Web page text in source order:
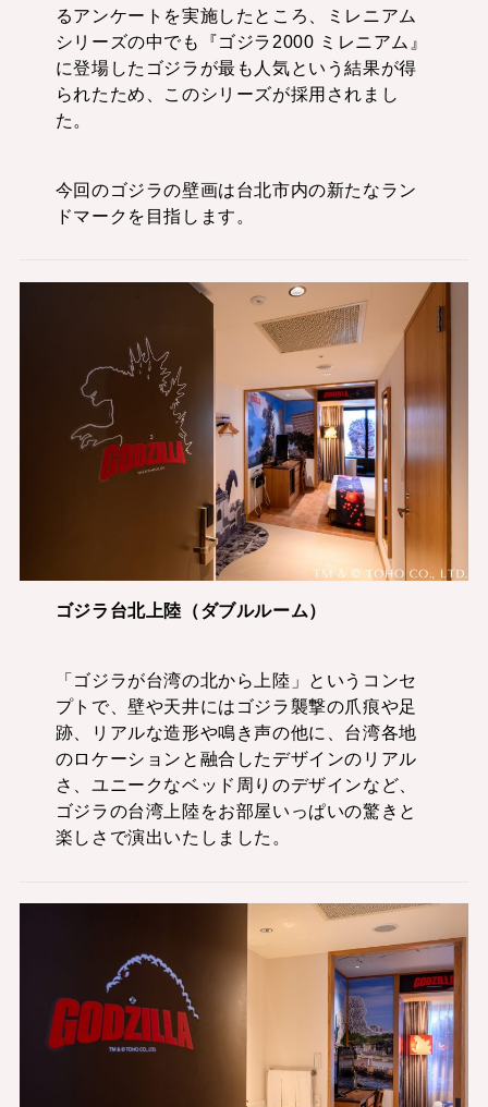
るアンケートを実施したところ、ミレニアム
シリーズの中でも『ゴジラ2000 ミレニアム』
に登場したゴジラが最も人気という結果が得
られたため、このシリーズが採用されまし
た。
今回のゴジラの壁画は台北市内の新たなラン
ドマークを目指します。
ゴジラ台北上陸（ダブルルーム）
「ゴジラが台湾の北から上陸」というコンセ
プトで、壁や天井にはゴジラ襲撃の爪痕や足
跡、リアルな造形や鳴き声の他に、台湾各地
のロケーションと融合したデザインのリアル
さ、ユニークなベッド周りのデザインなど、
ゴジラの台湾上陸をお部屋いっぱいの驚きと
楽しさで演出いたしました。